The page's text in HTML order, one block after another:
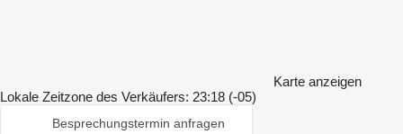
Karte anzeigen
Lokale Zeitzone des Verkäufers: 23:18 (-05)
Besprechungstermin anfragen